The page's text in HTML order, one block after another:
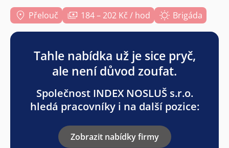
Přelouč 184 – 202 Kč / hod Brigáda
Tahle nabídka už je sice pryč,
ale není důvod zoufat.
Společnost INDEX NOSLUŠ s.r.o.
hledá pracovníky i na další pozice:
Zobrazit nabídky firmy